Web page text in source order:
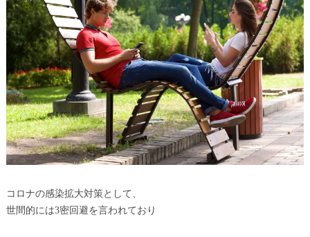
コロナの感染拡大対策として、
世間的には3密回避を言われており